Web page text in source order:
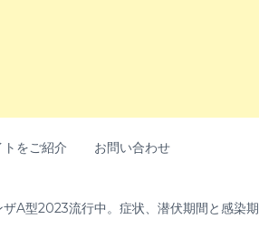
をご紹介 お問い合わせ
ザA型2023流行中。症状、潜伏期間と感染期